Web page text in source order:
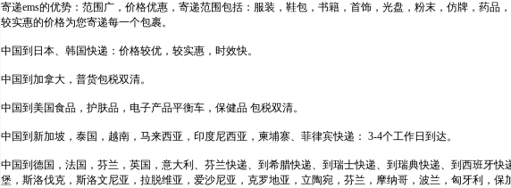
寄递ems的优势：范围广，价格优惠，寄递范围包括：服装，鞋包，书籍，首饰，光盘，粉末，仿牌，药品
较实惠的价格为您寄递每一个包裹。
中国到日本、韩国快递：价格较优，较实惠，时效快。
中国到加拿大，普货包税双清。
中国到美国食品，护肤品，电子产品平衡车，保健品 包税双清。
中国到新加坡，泰国，越南，马来西亚，印度尼西亚，柬埔寨、菲律宾快递： 3-4个工作日到达。
中国到德国，法国，芬兰，英国，意大利、芬兰快递、到希腊快递、到瑞士快递、到瑞典快递、到西班牙
堡，斯洛伐克，斯洛文尼亚，拉脱维亚，爱沙尼亚，克罗地亚，立陶宛，芬兰，摩纳哥，波兰，匈牙利，